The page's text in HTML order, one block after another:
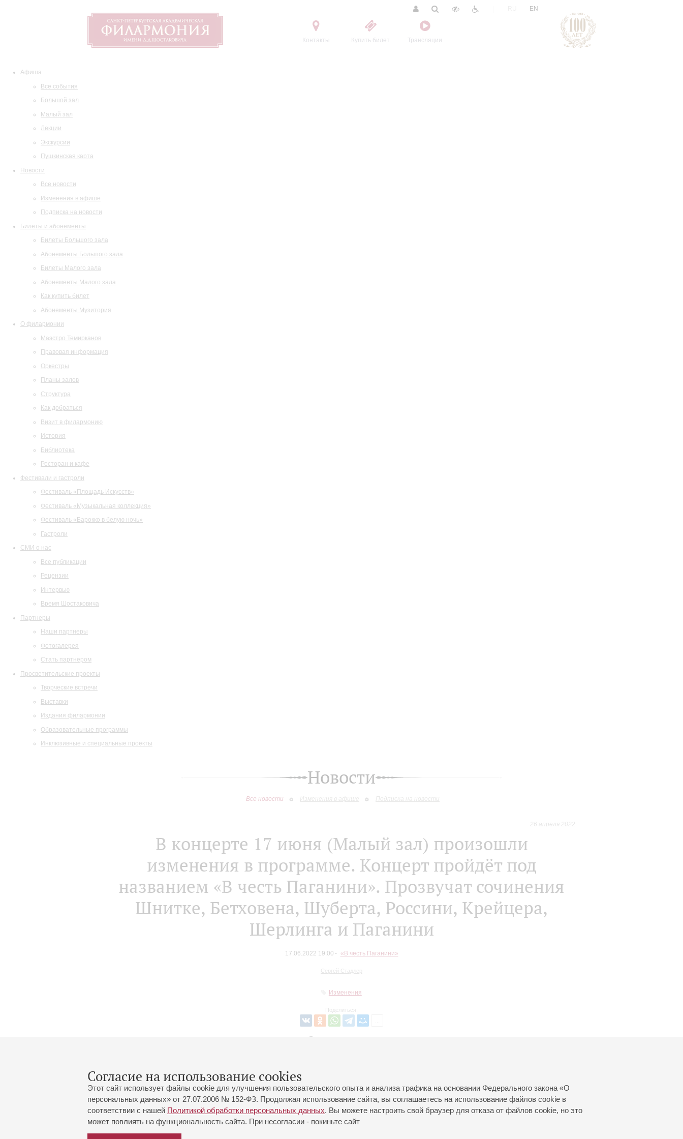
Контакты Купить билет Трансляции
EN
Афиша
Все события
Большой зал
Малый зал
Лекции
Экскурсии
Пушкинская карта
Новости
Все новости
Изменения в афише
Подписка на новости
Билеты и абонементы
Билеты Большого зала
Абонементы Большого зала
Билеты Малого зала
Абонементы Малого зала
Как купить билет
Абонементы Музитория
О филармонии
Маэстро Темирканов
Правовая информация
Оркестры
Планы залов
Структура
Как добраться
Визит в филармонию
История
Библиотека
Ресторан и кафе
Фестивали и гастроли
Фестиваль «Площадь Искусств»
Фестиваль «Музыкальная коллекция»
Фестиваль «Барокко в белую ночь»
Гастроли
СМИ о нас
Все публикации
Рецензии
Интервью
Время Шостаковича
Партнеры
Наши партнеры
Фотогалерея
Стать партнером
Просветительские проекты
Творческие встречи
Выставки
Издания филармонии
Образовательные программы
Инклюзивные и специальные проекты
Новости
Все новости Изменения в афише Подписка на новости
Согласие на использование cookies
Этот сайт использует файлы cookie для улучшения пользовательского опыта и анализа трафика на основании Федерального закона «О
персональных данных» от 27.07.2006 № 152-ФЗ. Продолжая использование сайта, вы соглашаетесь на использование файлов cookie в
соответствии с нашей Политикой обработки персональных данных. Вы можете настроить свой браузер для отказа от файлов cookie, но это
может повлиять на функциональность сайта. При несогласии - покиньте сайт
26 апреля 2022
В концерте 17 июня (Малый зал) произошли
изменения в программе. Концерт пройдёт под
названием «В честь Паганини». Прозвучат сочинения
Шнитке, Бетховена, Шуберта, Россини, Крейцера,
Шерлинга и Паганини
17.06.2022 19:00 «В честь Паганини»
Сергей Стадлер
Изменения
Поделиться:
Вернуться в список
Большой зал:
191186, Санкт-Петербург, Михайловская ул., 2
Часы работы кассы Большого зала: с 11:00 до 20:30